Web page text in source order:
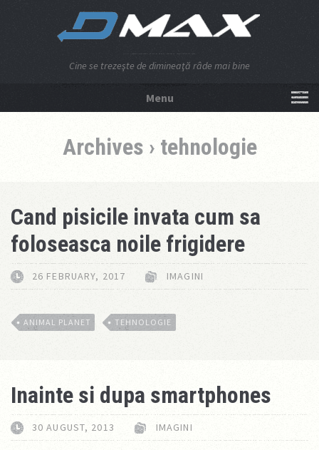
Cine se trezeşte de dimineaţă râde mai bine
Menu
Archives › tehnologie
Cand pisicile invata cum sa
foloseasca noile frigidere
26 FEBRUARY, 2017 IMAGINI
ANIMAL PLANET TEHNOLOGIE
Inainte si dupa smartphones
30 AUGUST, 2013 IMAGINI